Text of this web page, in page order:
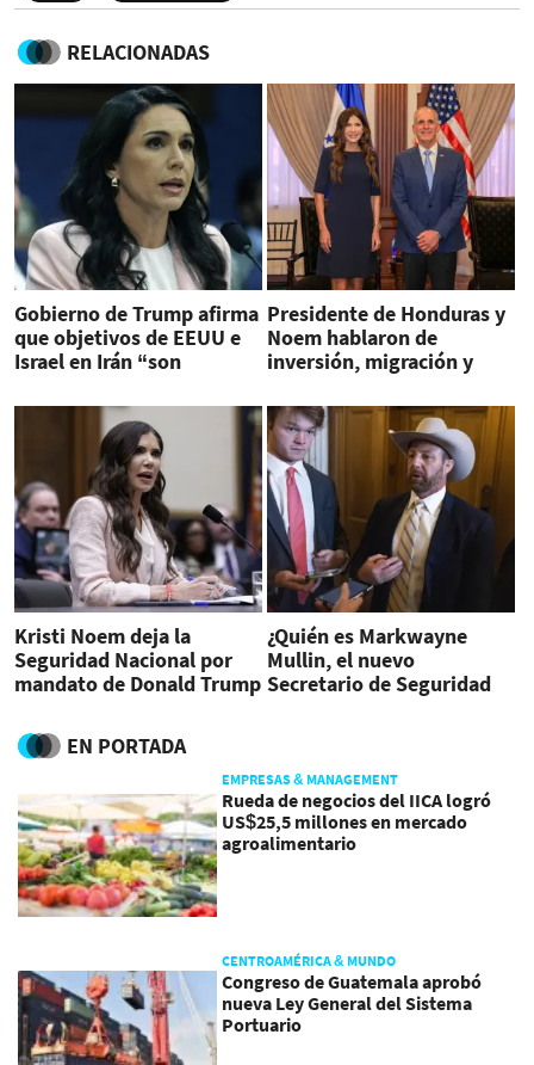
RELACIONADAS
Gobierno de Trump afirma
que objetivos de EEUU e
Israel en Irán “son
Presidente de Honduras y
Noem hablaron de
inversión, migración y
Kristi Noem deja la
Seguridad Nacional por
mandato de Donald Trump
¿Quién es Markwayne
Mullin, el nuevo
Secretario de Seguridad
EN PORTADA
EMPRESAS & MANAGEMENT
Rueda de negocios del IICA logró
US$25,5 millones en mercado
agroalimentario
CENTROAMÉRICA & MUNDO
Congreso de Guatemala aprobó
nueva Ley General del Sistema
Portuario